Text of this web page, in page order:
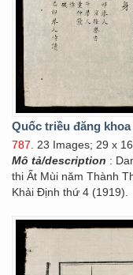
Quốc triều đăng khoa
787 . 23 Images; 29 x
Mô tả/description :
thi Ất Mùi năm Thành
Khải Định thứ 4 (1919).